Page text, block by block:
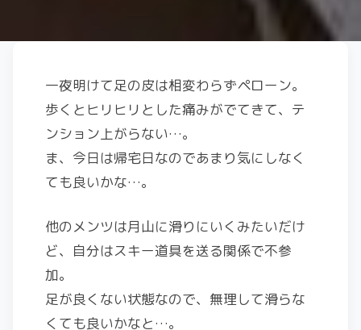
一夜明けて足の皮は相変わらずペローン。
歩くとヒリヒリとした痛みがでてきて、テ
ンション上がらない…。
ま、今日は帰宅日なのであまり気にしなく
ても良いかな…。
他のメンツは月山に滑りにいくみたいだけ
ど、自分はスキー道具を送る関係で不参
加。
足が良くない状態なので、無理して滑らな
くても良いかなと…。